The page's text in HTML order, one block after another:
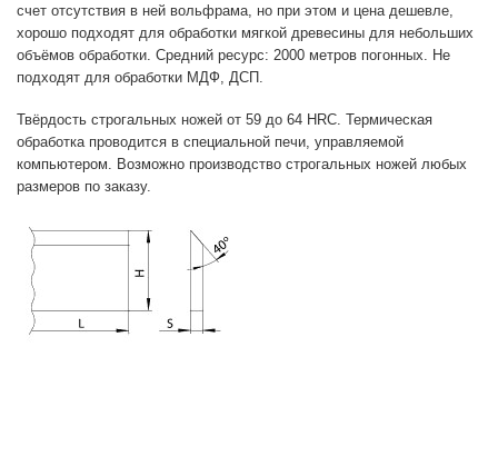
счет отсутствия в ней вольфрама, но при этом и цена дешевле,
хорошо подходят для обработки мягкой древесины для небольших
объёмов обработки. Средний ресурс: 2000 метров погонных. Не
подходят для обработки МДФ, ДСП.
Твёрдость строгальных ножей от 59 до 64 HRC. Термическая
обработка проводится в специальной печи, управляемой
компьютером. Возможно производство строгальных ножей любых
размеров по заказу.